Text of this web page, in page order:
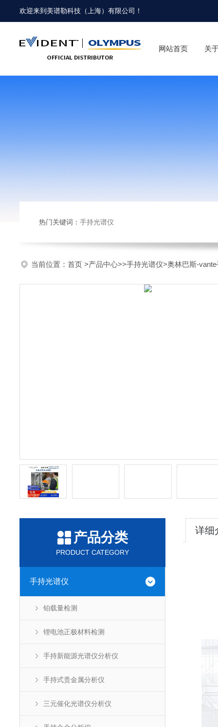
欢迎来到 美谱勒科技（上海）有限公司 ！
网站首页 关
热门关键词： 手持光谱仪
当前位置： 首页 >产品中心>>手持光谱仪>奥林巴斯-
产品分类
PRODUCT CATEGORY
手持光谱仪
铂载量检测
锂电池正极材料检测
手持新能源光谱仪分析仪
手持式贵金属分析仪
三元催化光谱仪分析仪
详细